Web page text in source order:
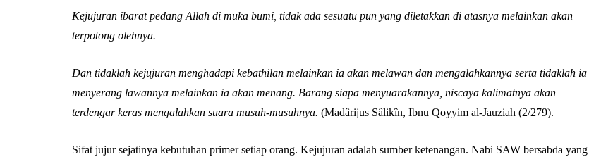
Kejujuran ibarat pedang Allah di muka bumi, tidak ada sesuatu pun yang diletakkan di atasnya melainkan akan
terpotong olehnya.
Dan tidaklah kejujuran menghadapi kebathilan melainkan ia akan melawan dan mengalahkannya serta tidaklah ia
menyerang lawannya melainkan ia akan menang. Barang siapa menyuarakannya, niscaya kalimatnya akan
terdengar keras mengalahkan suara musuh-musuhnya. (Madârijus Sâlikîn, Ibnu Qoyyim al-Jauziah (2/279).
Sifat jujur sejatinya kebutuhan primer setiap orang. Kejujuran adalah sumber ketenangan. Nabi SAW bersabda yang